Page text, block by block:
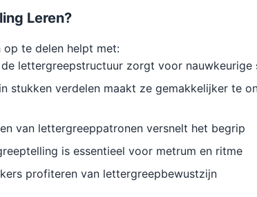
Leren?
op te delen helpt met:
lettergreepstructuur zorgt voor nauwkeurige
stukken verdelen maakt ze gemakkelijker te
van lettergreeppatronen versnelt het begrip
is essentieel voor metrum en ritme
profiteren van lettergreepbewustzijn